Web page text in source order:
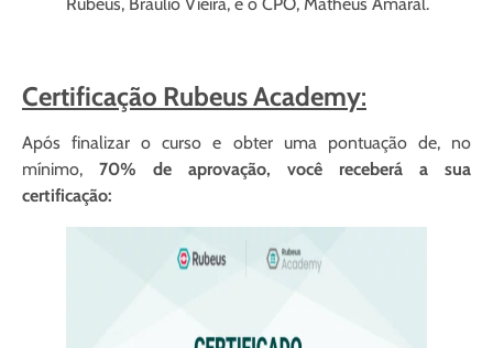
Certificação Rubeus Academy:
Após finalizar o curso e obter uma pontuação de, no
mínimo, 70% de aprovação, você receberá a sua
certificação: